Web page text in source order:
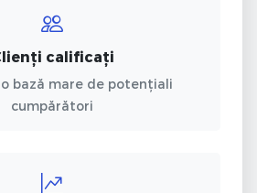
calificați
bază mare de potențiali
cumpărători